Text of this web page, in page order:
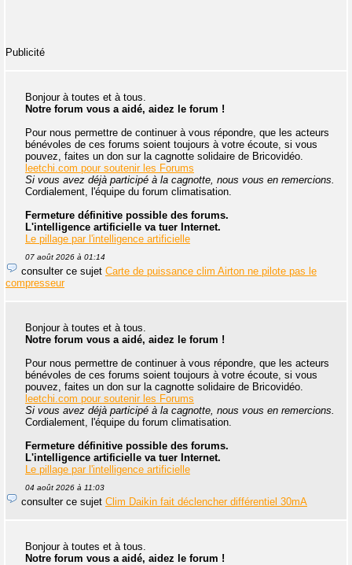
Publicité
Bonjour à toutes et à tous.
Notre forum vous a aidé, aidez le forum !
Pour nous permettre de continuer à vous répondre, que les acteurs
bénévoles de ces forums soient toujours à votre écoute, si vous
pouvez, faites un don sur la cagnotte solidaire de Bricovidéo.
leetchi.com pour soutenir les Forums
Si vous avez déjà participé à la cagnotte, nous vous en remercions.
Cordialement, l'équipe du forum climatisation.
Fermeture définitive possible des forums.
L'intelligence artificielle va tuer Internet.
Le pillage par l'intelligence artificielle
07 août 2026 à 01:14
consulter ce sujet Carte de puissance clim Airton ne pilote pas le
compresseur
Bonjour à toutes et à tous.
Notre forum vous a aidé, aidez le forum !
Pour nous permettre de continuer à vous répondre, que les acteurs
bénévoles de ces forums soient toujours à votre écoute, si vous
pouvez, faites un don sur la cagnotte solidaire de Bricovidéo.
leetchi.com pour soutenir les Forums
Si vous avez déjà participé à la cagnotte, nous vous en remercions.
Cordialement, l'équipe du forum climatisation.
Fermeture définitive possible des forums.
L'intelligence artificielle va tuer Internet.
Le pillage par l'intelligence artificielle
04 août 2026 à 11:03
consulter ce sujet Clim Daikin fait déclencher différentiel 30mA
Bonjour à toutes et à tous.
Notre forum vous a aidé, aidez le forum !